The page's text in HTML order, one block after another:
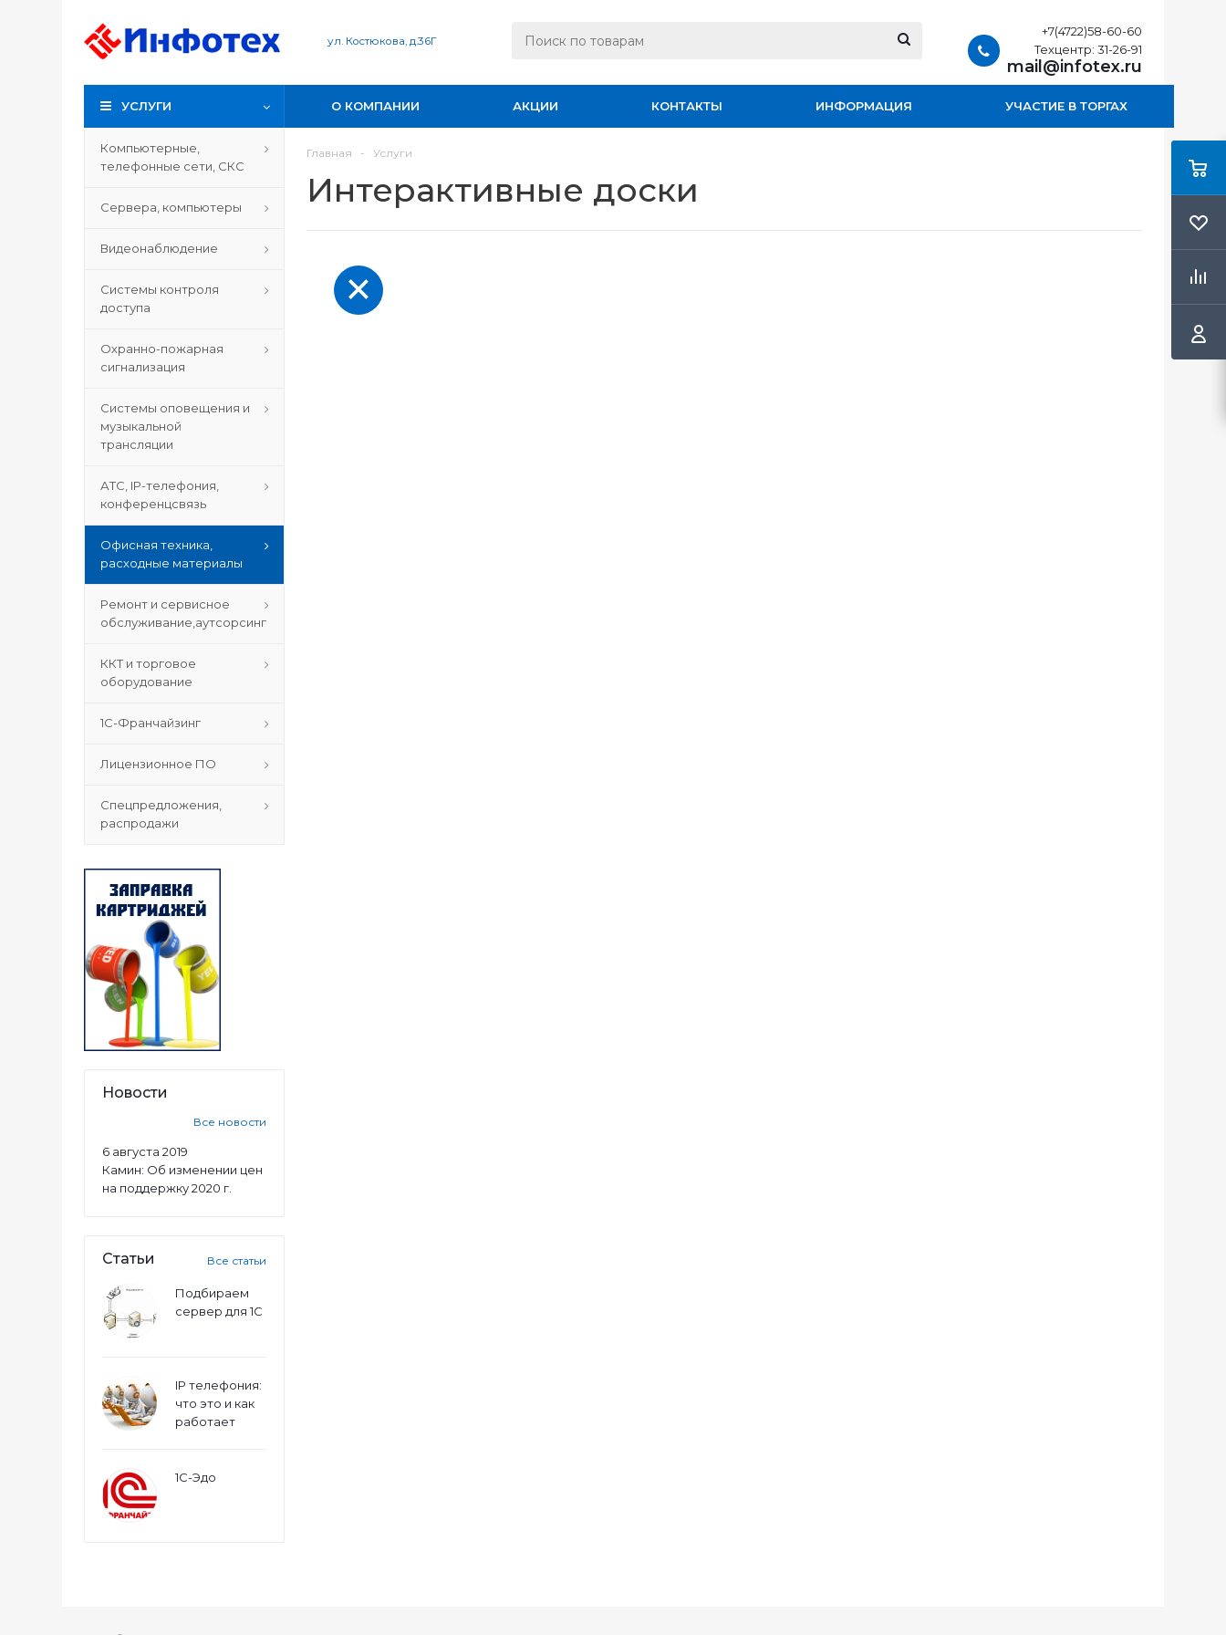
ул. Костюкова, д.36Г
+7(4722)58-60-60
Техцентр: 31-26-91
mail@infotex.ru
УСЛУГИ О КОМПАНИИ АКЦИИ КОНТАКТЫ ИНФОРМАЦИЯ УЧАСТИЕ В ТОРГАХ
Компьютерные,
телефонные сети, СКС
Сервера, компьютеры
Видеонаблюдение
Системы контроля
доступа
Охранно-пожарная
сигнализация
Системы оповещения и
музыкальной
трансляции
АТС, IP-телефония,
конференцсвязь
Офисная техника,
расходные материалы
Ремонт и сервисное
обслуживание,аутсорсинг
ККТ и торговое
оборудование
1С-Франчайзинг
Лицензионное ПО
Спецпредложения,
распродажи
Новости
Все новости
6 августа 2019
Камин: Об изменении цен
на поддержку 2020 г.
Статьи Все статьи
Подбираем
сервер для 1С
IP телефония:
что это и как
работает
1С-Эдо
Главная - Услуги
Интерактивные доски